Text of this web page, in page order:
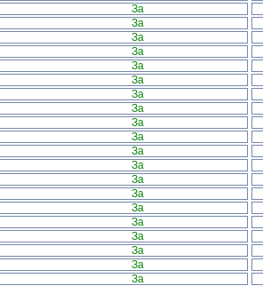
За
За
За
За
За
За
За
За
За
За
За
За
За
За
За
За
За
За
За
За